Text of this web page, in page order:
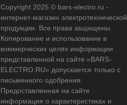
Copyright 2025 © bars-electro.ru -
интернет-магазин электротехнической
продукции. Все права защищены.
Копирование и использование в
коммерческих целях информации
представленной на сайте «BARS-
ELECTRO.RU» допускается только с
письменного одобрения.
Предоставленная на сайте
информация о характеристиках и